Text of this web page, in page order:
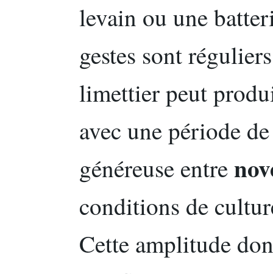
levain ou une
gestes sont
limettier peut
avec une période
généreuse entre
conditions de
Cette amplitude